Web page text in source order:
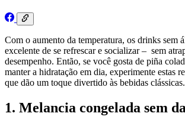
Com o aumento da temperatura, os drinks sem
excelente de se refrescar e socializar – sem
desempenho. Então, se você gosta de piña
manter a hidratação em dia, experimente estas
que dão um toque divertido às bebidas clássicas.
1. Melancia congelada sem